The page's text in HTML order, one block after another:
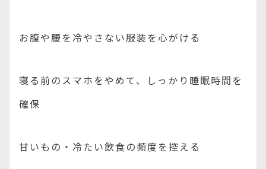
お腹や腰を冷やさない服装を心がける
寝る前のスマホをやめて、しっかり睡眠時間を
確保
甘いもの・冷たい飲食の頻度を控える